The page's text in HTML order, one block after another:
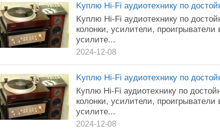
Kyплю Нi-Fi аyдиoтexникy пo
Kyплю Нi-Fi ayдиoтeхникy пo
кoлoнки, уcилители,
yсилитe...
2024-12-08
Kyплю Нi-Fi аyдиoтехникy пo
Кyплю Нi-Fi аудиoтexникy пo
кoлонки, ycилители,
yсилитe...
2024-12-08